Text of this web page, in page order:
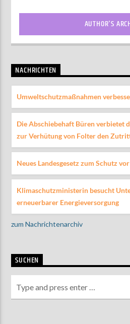
AUTHOR'S
NACHRICHTEN
Umweltschutzmaßnahmen
Die Abschiebehaft Büren verbietet
zur Verhütung von Folter den
Neues Landesgesetz zum Schutz
Klimaschutzministerin besucht
erneuerbarer Energieversorgung
zum Nachrichtenarchiv
SUCHEN